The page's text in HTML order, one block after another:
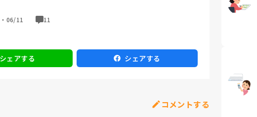
06/11 11
ェアする シェアする
コメントする